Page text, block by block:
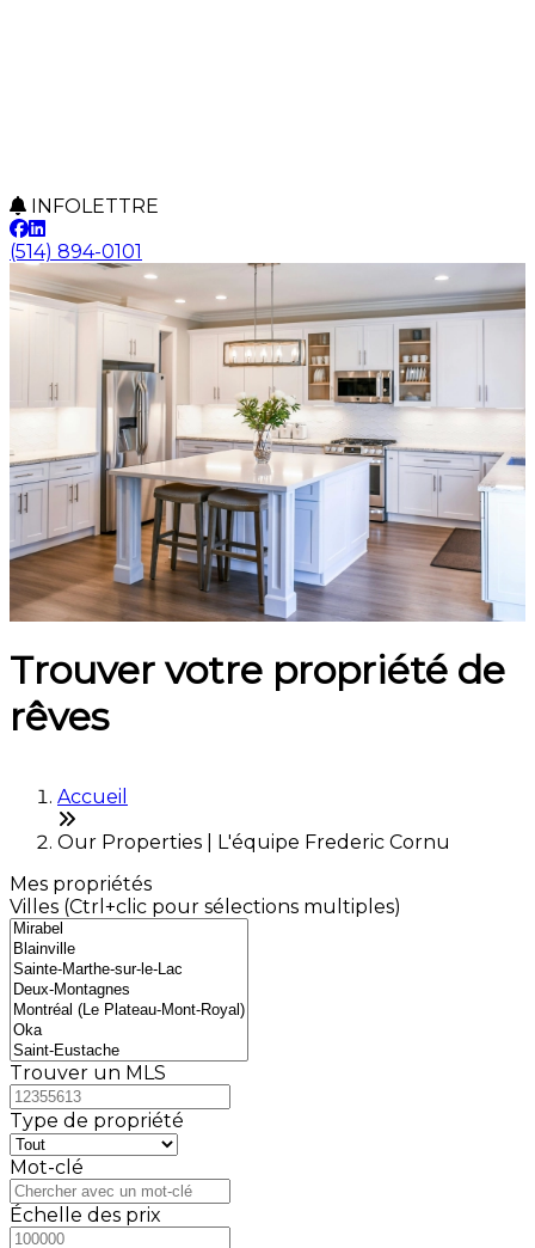
INFOLETTRE
(514) 894-0101
Trouver votre propriété de
rêves
Accueil
Our Properties | L'équipe Frederic Cornu
Mes propriétés
Villes (Ctrl+clic pour sélections multiples)
Trouver un MLS
Type de propriété
Mot-clé
Échelle des prix